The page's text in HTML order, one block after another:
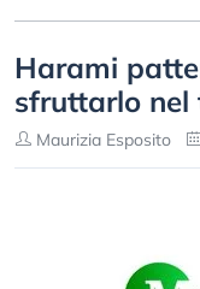
Harami
sfruttarlo
Maurizia Esposito